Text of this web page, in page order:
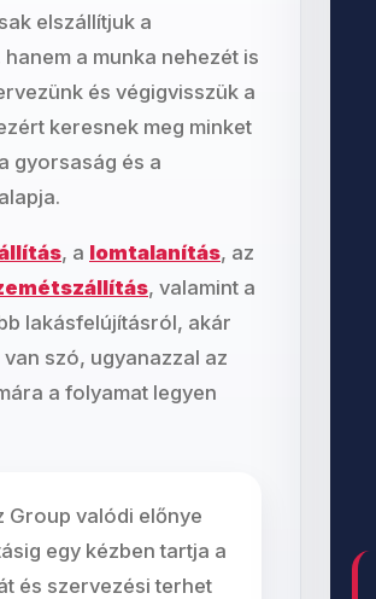
elszállítjuk a
a munka nehezét is
és végigvisszük a
keresnek meg minket
gyorsaság és a
, a lomtalanítás, az
, valamint a
lakásfelújításról, akár
szó, ugyanazzal az
a folyamat legyen
Group valódi előnye
egy kézben tartja a
és szervezési terhet